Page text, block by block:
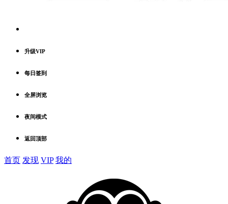
升级VIP
每日签到
全屏浏览
夜间模式
返回顶部
首页 发现 VIP 我的